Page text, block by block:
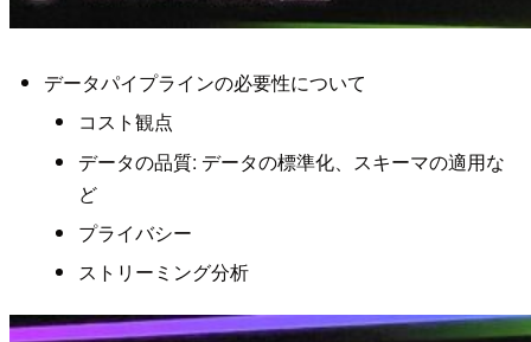
データパイプラインの必要性について
コスト観点
データの品質: データの標準化、スキーマの適用な
ど
プライバシー
ストリーミング分析